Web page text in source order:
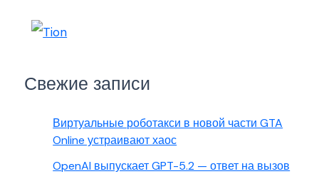
Свежие записи
Виртуальные роботакси в новой части GTA
Online устраивают хаос
OpenAI выпускает GPT-5.2 — ответ на вызов